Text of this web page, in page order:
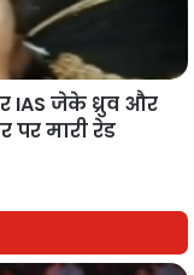
IAS जेके ध्रुव और
मारी रेड